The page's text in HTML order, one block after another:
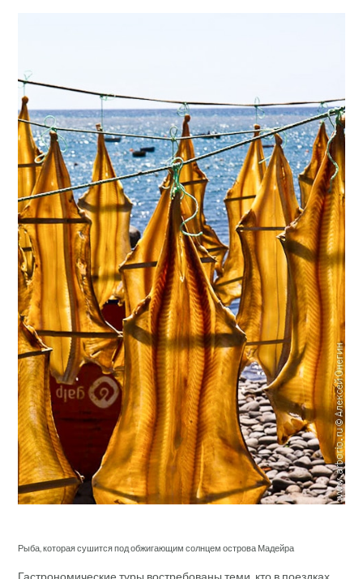
Рыба, которая сушится под обжигающим солнцем острова Мадейра
Гастрономические туры востребованы теми, кто в поездках